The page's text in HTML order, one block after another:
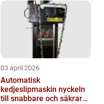
03 april 2026
Automatisk
kedjeslipmaskin nyckeln
till snabbare och säkrare